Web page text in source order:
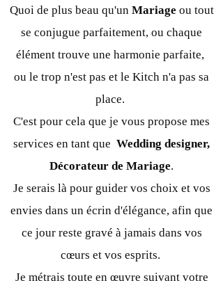
Quoi de plus beau qu'un Mariage ou tout
se conjugue parfaitement, ou chaque
élément trouve une harmonie parfaite,
ou le trop n'est pas et le Kitch n'a pas sa
place.
C'est pour cela que je vous propose mes
services en tant que Wedding designer,
Décorateur de Mariage.
Je serais là pour guider vos choix et vos
envies dans un écrin d'élégance, afin que
ce jour reste gravé à jamais dans vos
cœurs et vos esprits.
Je métrais toute en œuvre suivant votre